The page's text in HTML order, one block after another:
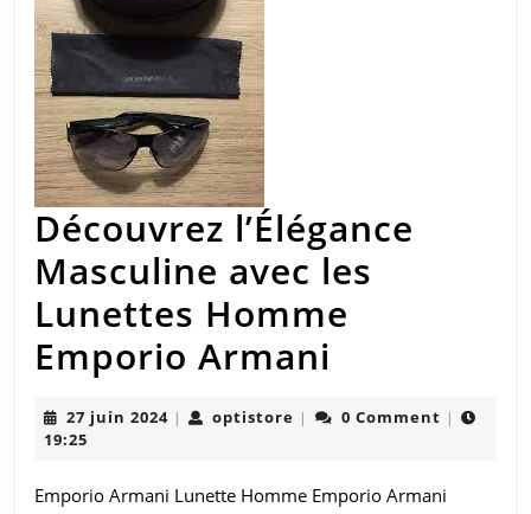
Découvrez l’Élégance
Masculine avec les
Lunettes Homme
Emporio Armani
l’Élégance
Masculine
avec
27 juin 202427| optistore optistore
| 0 Comment |
19:25
Emporio Armani Lunette Homme Emporio Armani